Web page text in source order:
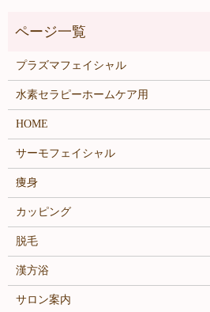
プラズマフェイシャル
水素セラピーホームケア用
HOME
サーモフェイシャル
痩身
カッピング
脱毛
漢方浴
サロン案内